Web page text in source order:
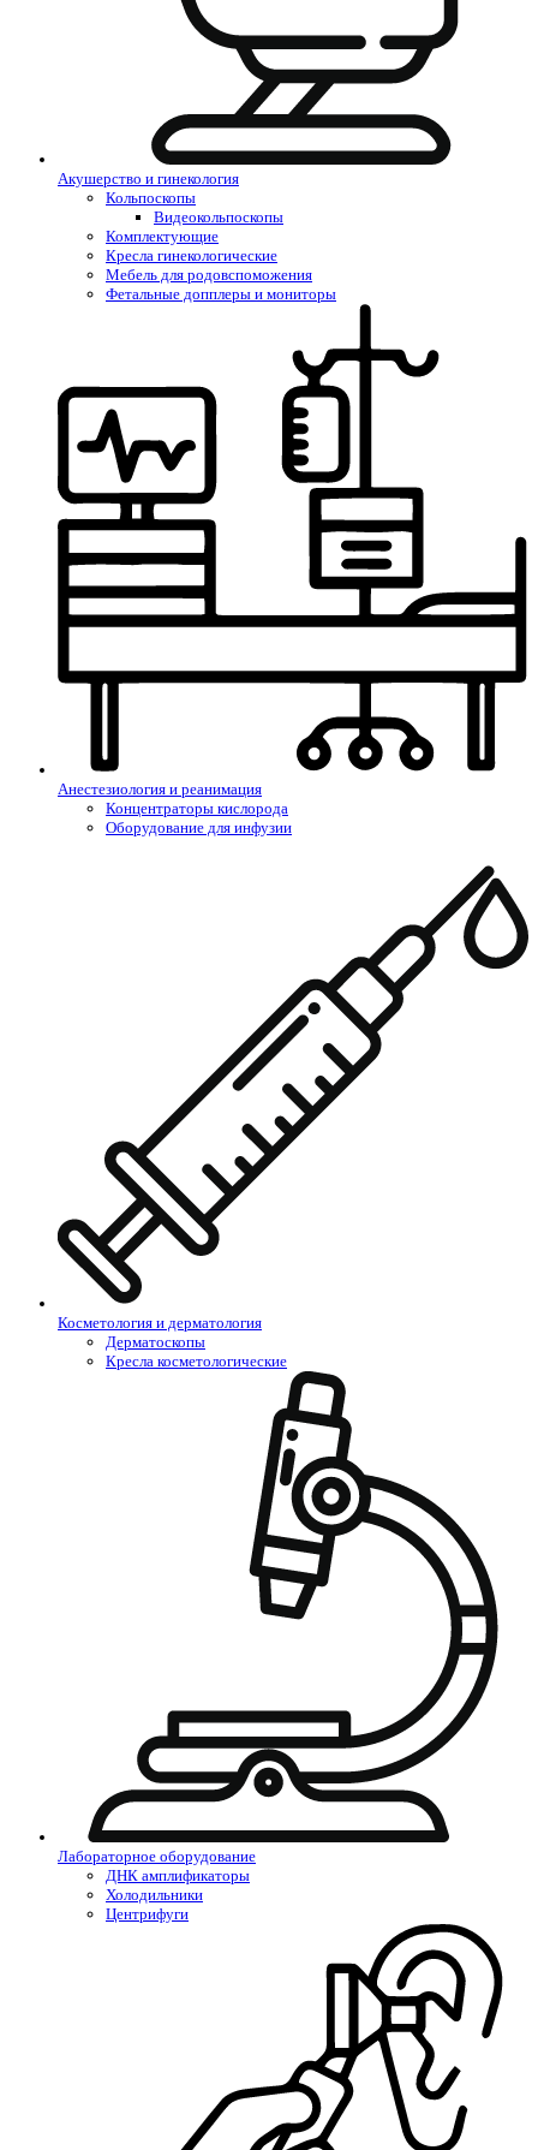
Акушерство и гинекология
Кольпоскопы
Видеокольпоскопы
Комплектующие
Кресла гинекологические
Мебель для родовспоможения
Фетальные допплеры и мониторы
Анестезиология и реанимация
Концентраторы кислорода
Оборудование для инфузии
Косметология и дерматология
Дерматоскопы
Кресла косметологические
Лабораторное оборудование
ДНК амплификаторы
Холодильники
Центрифуги